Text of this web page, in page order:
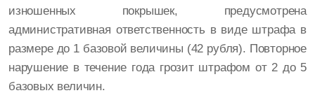
изношенных покрышек, предусмотрена
административная ответственность в виде штрафа в
размере до 1 базовой величины (42 рубля). Повторное
нарушение в течение года грозит штрафом от 2 до 5
базовых величин.